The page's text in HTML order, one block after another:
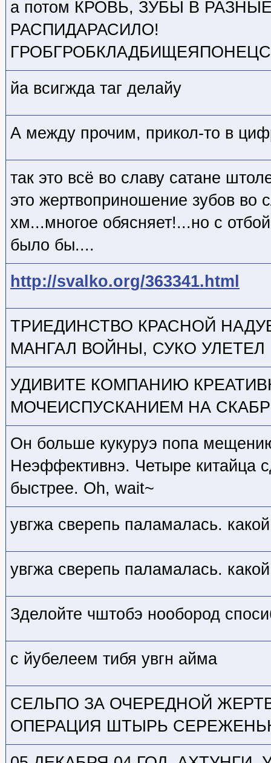
а потом КРОВЬ, ЗУБЫ В
РАСПИДАРАСИЛО!
йа всигжда таг делайу
А между прочим, прикол-то в
так это всё во славу сатане
это жертвоприношение зубов во
хм...многое обясняет!...но с
было бы....
http://svalko.org/363341.html
ТРИЕДИНСТВО КРАСНОЙ
МАНГАЛ ВОЙНЫ, СУКО УЛЕТЕЛ
УДИВИТЕ КОМПАНИЮ
МОЧЕИСПУСКАНИЕМ НА
Он больше кукуруэ попа
Неэффективнэ. Четыре китайца
быстрее. Oh, wait~
увгжа сверепь паламалась.
увгжа сверепь паламалась.
Зделойте чштобэ нообород
с йубелеем тибя увгн айма
СЕЛЬПО ЗА ОЧЕРЕДНОЙ
ОПЕРАЦИЯ ШТЫРЬ